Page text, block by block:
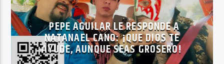
NO TITLES AVAILABLE
PEPE AGUILAR LE RESPONDE A
NATANAEL CANO: ¡QUE DIOS TE
AYUDE, AUNQUE SEAS GROSERO!